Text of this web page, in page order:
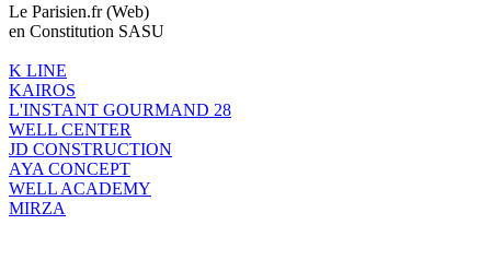
Le Parisien.fr (Web)
en Constitution SASU
K LINE
KAIROS
L'INSTANT GOURMAND 28
WELL CENTER
JD CONSTRUCTION
AYA CONCEPT
WELL ACADEMY
MIRZA